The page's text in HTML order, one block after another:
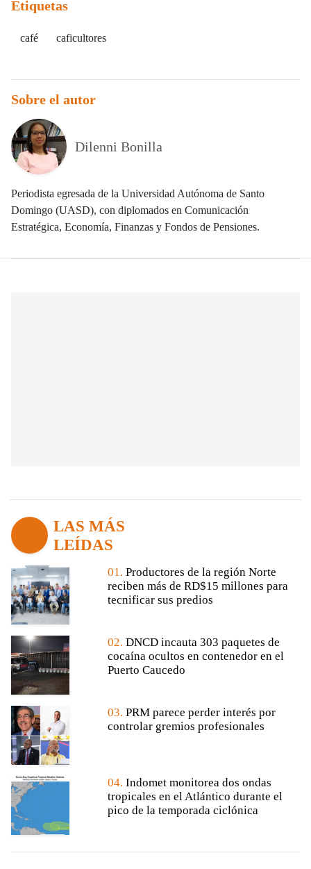
Etiquetas
café caficultores
Sobre el autor
Dilenni Bonilla
Periodista egresada de la Universidad Autónoma de Santo
Domingo (UASD), con diplomados en Comunicación
Estratégica, Economía, Finanzas y Fondos de Pensiones.
LAS MÁS
LEÍDAS
01. Productores de la región Norte
reciben más de RD$15 millones para
tecnificar sus predios
02. DNCD incauta 303 paquetes de
cocaína ocultos en contenedor en el
Puerto Caucedo
03. PRM parece perder interés por
controlar gremios profesionales
04. Indomet monitorea dos ondas
tropicales en el Atlántico durante el
pico de la temporada ciclónica